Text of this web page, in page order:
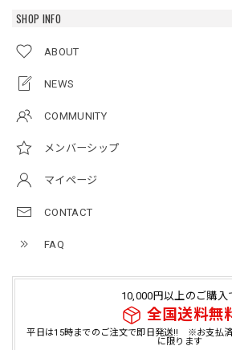
SHOP INFO
ABOUT
NEWS
COMMUNITY
メンバーシップ
マイページ
CONTACT
FAQ
10,000円以上のご購入
全国送料無
平日は15時までのご注文で即日発送!! ※お支払
に限ります